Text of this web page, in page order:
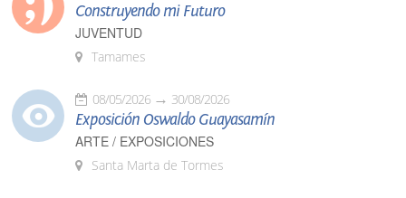
Construyendo mi Futuro
JUVENTUD
Tamames
08/05/2026 30/08/2026
Exposición Oswaldo Guayasamín
ARTE / EXPOSICIONES
Santa Marta de Tormes